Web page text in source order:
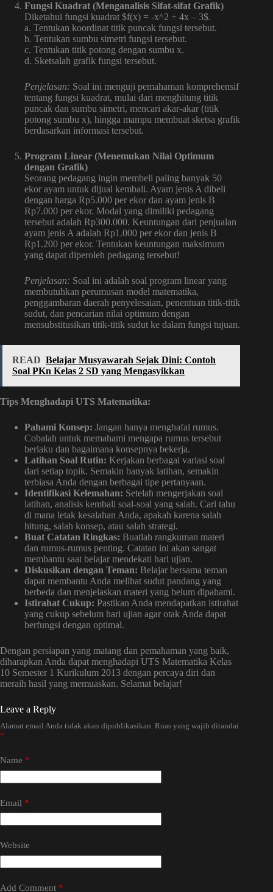
Fungsi Kuadrat (Menganalisis Sifat-sifat Grafik)
Diketahui fungsi kuadrat $f(x) = -x^2 + 4x – 3$.
a. Tentukan koordinat titik puncak fungsi tersebut.
b. Tentukan sumbu simetri fungsi tersebut.
c. Tentukan titik potong dengan sumbu x.
d. Sketsalah grafik fungsi tersebut.
Penjelasan: Soal ini menguji pemahaman komprehensif
tentang fungsi kuadrat, mulai dari menghitung titik
puncak dan sumbu simetri, mencari akar-akar (titik
potong sumbu x), hingga mampu membuat sketsa grafik
berdasarkan informasi tersebut.
Program Linear (Menemukan Nilai Optimum
dengan Grafik)
Seorang pedagang ingin membeli paling banyak 50
ekor ayam untuk dijual kembali. Ayam jenis A dibeli
dengan harga Rp5.000 per ekor dan ayam jenis B
Rp7.000 per ekor. Modal yang dimiliki pedagang
tersebut adalah Rp300.000. Keuntungan dari penjualan
ayam jenis A adalah Rp1.000 per ekor dan jenis B
Rp1.200 per ekor. Tentukan keuntungan maksimum
yang dapat diperoleh pedagang tersebut!
Penjelasan: Soal ini adalah soal program linear yang
membutuhkan perumusan model matematika,
penggambaran daerah penyelesaian, penentuan titik-titik
sudut, dan pencarian nilai optimum dengan
mensubstitusikan titik-titik sudut ke dalam fungsi tujuan.
READ Belajar Musyawarah Sejak Dini: Contoh
Soal PKn Kelas 2 SD yang Mengasyikkan
Tips Menghadapi UTS Matematika:
Pahami Konsep: Jangan hanya menghafal rumus.
Cobalah untuk memahami mengapa rumus tersebut
berlaku dan bagaimana konsepnya bekerja.
Latihan Soal Rutin: Kerjakan berbagai variasi soal
dari setiap topik. Semakin banyak latihan, semakin
terbiasa Anda dengan berbagai tipe pertanyaan.
Identifikasi Kelemahan: Setelah mengerjakan soal
latihan, analisis kembali soal-soal yang salah. Cari tahu
di mana letak kesalahan Anda, apakah karena salah
hitung, salah konsep, atau salah strategi.
Buat Catatan Ringkas: Buatlah rangkuman materi
dan rumus-rumus penting. Catatan ini akan sangat
membantu saat belajar mendekati hari ujian.
Diskusikan dengan Teman: Belajar bersama teman
dapat membantu Anda melihat sudut pandang yang
berbeda dan menjelaskan materi yang belum dipahami.
Istirahat Cukup: Pastikan Anda mendapatkan istirahat
yang cukup sebelum hari ujian agar otak Anda dapat
berfungsi dengan optimal.
Dengan persiapan yang matang dan pemahaman yang baik,
diharapkan Anda dapat menghadapi UTS Matematika Kelas
10 Semester 1 Kurikulum 2013 dengan percaya diri dan
meraih hasil yang memuaskan. Selamat belajar!
Leave a Reply
Alamat email Anda tidak akan dipublikasikan. Ruas yang wajib ditandai
*
Name *
Email *
Website
Add Comment *